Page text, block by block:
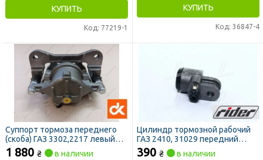
КУПИТЬ
Код: 77219-1
КУПИТЬ
Код: 36847-4
Суппорт тормоза переднего
(скоба) ГАЗ 3302,2217 левый
без колодок <ДК>
1 880 ₴ в наличии
Цилиндр тормозной рабочий
ГАЗ 2410, 31029 передний
правый (RIDER)
390 ₴ в наличии